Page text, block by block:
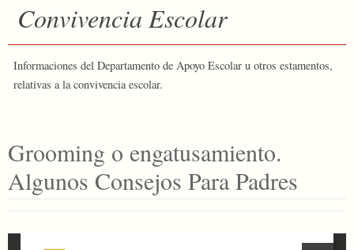
Convivencia Escolar
Informaciones del Departamento de Apoyo Escolar u otros estamentos,
relativas a la convivencia escolar.
Grooming o engatusamiento.
Algunos Consejos Para Padres